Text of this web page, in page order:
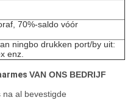
70%-saldo vóór
ningbo drukken port/by uit:
enz.
VAN ONS BEDRIJF
na al bevestigde